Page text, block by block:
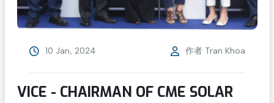
10 Jan, 2024 作者 Tran Khoa
VICE - CHAIRMAN OF CME SOLAR